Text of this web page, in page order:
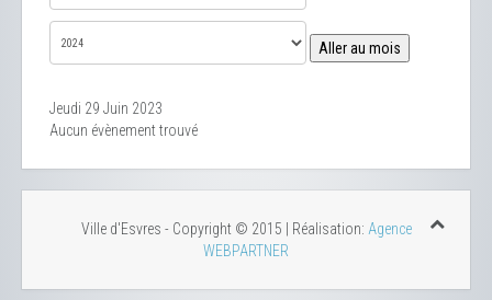
Aller au mois
Jeudi 29 Juin 2023
Aucun évènement trouvé
Ville d'Esvres - Copyright © 2015 | Réalisation: Agence
WEBPARTNER